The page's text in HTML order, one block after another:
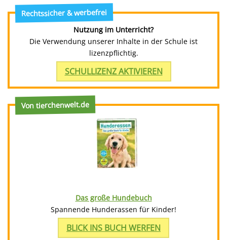
Rechtssicher & werbefrei
Nutzung im Unterricht?
Die Verwendung unserer Inhalte in der Schule ist
lizenzpflichtig.
SCHULLIZENZ AKTIVIEREN
Von tierchenwelt.de
Das große Hundebuch
Spannende Hunderassen für Kinder!
BLICK INS BUCH WERFEN